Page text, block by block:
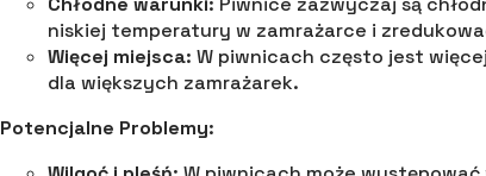
niskiej temperatury w zamrażarce i
Więcej miejsca: W piwnicach często jest
dla większych zamrażarek.
Potencjalne Problemy: